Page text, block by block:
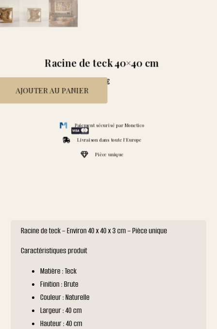
Racine de teck 40×40 cm
€
AJOUTER AU PANIER
Paiement sécurisé par Monetico
Livraison dans toute l'Europe
Pièce unique
Racine de teck – Environ 40 x 40 x 3 cm – Pièce unique
Caractéristiques produit
Matière : Teck
Finition : Brute
Couleur : Naturelle
Largeur : 40 cm
Hauteur : 40 cm